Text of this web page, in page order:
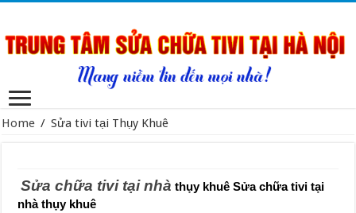
Home / Sửa tivi tại Thụy Khuê
Sửa chữa tivi tại nhà thụy khuê Sửa chữa tivi tại
nhà thụy khuê